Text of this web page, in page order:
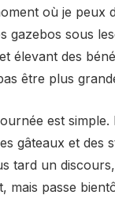
où je peux
gazebos sous
élevant des
être plus
est
gâteaux et des
tard un
mais passe